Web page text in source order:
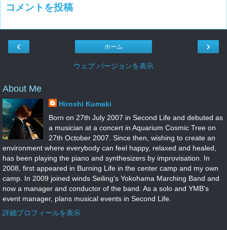
コメントを投稿
‹ ›
ホーム
ウェブ バージョンを表示
About Me
Hiroshi Kumaki
Born on 27th July 2007 in Second Life and debuted as
a musician at a concert in Aquarium Cosmic Tree on
27th October 2007. Since then, wishing to create an
environment where everybody can feel happy, relaxed and healed,
has been playing the piano and synthesizers by improvisation. In
2008, first appeared in Burning Life in the center camp and my own
camp. In 2009 joined winds Seiling's Yokohama Marching Band and
now a manager and conductor of the band. As a solo and YMB's
event manager, plans musical events in Second Life.
詳細プロフィールを表示